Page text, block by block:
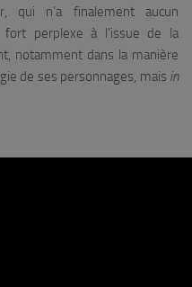
qui n’a finalement aucun
fort perplexe à l’issue de la
notamment dans la manière
de ses personnages, mais in